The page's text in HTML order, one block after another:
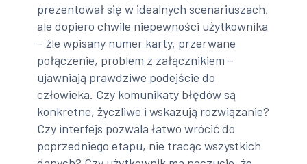
prezentował się w idealnych scenariuszach,
ale dopiero chwile niepewności użytkownika
– źle wpisany numer karty, przerwane
połączenie, problem z załącznikiem –
ujawniają prawdziwe podejście do
człowieka. Czy komunikaty błędów są
konkretne, życzliwe i wskazują rozwiązanie?
Czy interfejs pozwala łatwo wrócić do
poprzedniego etapu, nie tracąc wszystkich